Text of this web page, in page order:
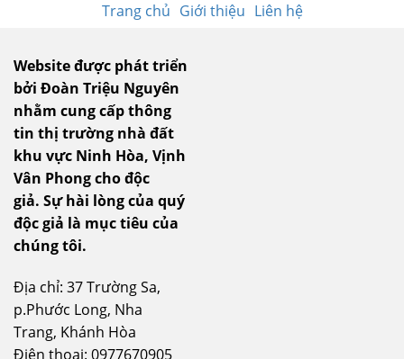
Trang chủ Giới thiệu Liên hệ
Website được phát triển
bởi Đoàn Triệu Nguyên
nhằm cung cấp thông
tin thị trường nhà đất
khu vực Ninh Hòa, Vịnh
Vân Phong cho độc
giả. Sự hài lòng của quý
độc giả là mục tiêu của
chúng tôi.
Địa chỉ: 37 Trường Sa,
p.Phước Long, Nha
Trang, Khánh Hòa
Điện thoại: 0977670905